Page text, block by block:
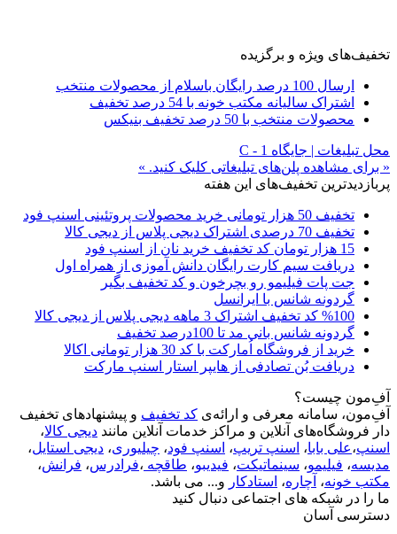
تخفیف‌های ویژه و برگزیده
ارسال 100 درصد رایگان باسلام از محصولات منتخب
اشتراک سالیانه مکتب خونه با 54 درصد تخفیف
محصولات منتخب با 50 درصد تخفیف بنیکس
محل تبلیغات | جایگاه C - 1
« برای مشاهده پلن‌های تبلیغاتی کلیک کنید. »
پربازدیدترین تخفیف‌های این هفته
تخفیف 50 هزار تومانی خرید محصولات پروتئینی اسنپ فود
تخفیف 70 درصدی اشتراک دیجی پلاس از دیجی کالا
15 هزار تومان کد تخفیف خرید نان از اسنپ فود
دریافت سیم کارت رایگان دانش آموزی از همراه اول
جت پات فیلیمو رو بچرخون و کد تخفیف بگیر
گردونه شانس با ایرانسل
%100 کد تخفیف اشتراک 3 ماهه دیجی پلاس از دیجی کالا
گردونه شانس بانی مد تا 100درصد تخفیف
خرید از فروشگاه اُمارکت با کد 30 هزار تومانی اکالا
دریافت بُن تصادفی از هایپر استار اسنپ مارکت
آفِ‌مون چیست؟
آفِ‌مون، سامانه معرفی و ارائه‌ی کد تخفیف و پیشنهادهای تخفیف
دار فروشگاه‌های آنلاین و مراکز خدمات آنلاین مانند دیجی کالا،
اسنپ،علی بابا، اسنپ تریپ، اسنپ فود، چیلیوری، دیجی استایل،
مدیسه، فیلیمو، سینماتیکت، فیدیبو، طاقچه ،فرادرس، فرانش،
مکتب خونه، آچاره، استادکار و... می باشد.
ما را در شبکه های اجتماعی دنبال کنید
دسترسی آسان